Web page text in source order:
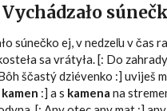
súnečko ej, v nedzeľu v čas
sa vrátyła. [: Do
ščastý dziévenko :] uviješ
kamen :] a s kamena na